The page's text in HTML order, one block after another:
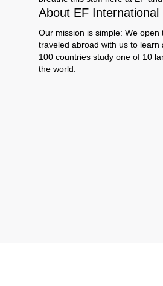
About EF
Our mission is simple: We
traveled abroad with us to
100 countries study one of 10
the world.